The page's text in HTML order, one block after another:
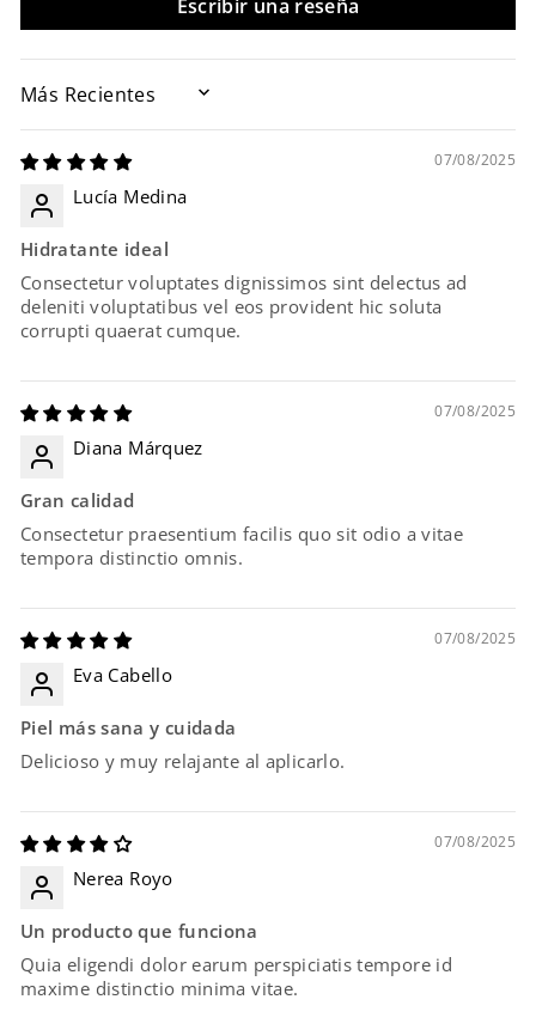
Escribir una reseña
SORT BY
07/08/2025
Lucía Medina
Hidratante ideal
Consectetur voluptates dignissimos sint delectus ad
deleniti voluptatibus vel eos provident hic soluta
corrupti quaerat cumque.
07/08/2025
Diana Márquez
Gran calidad
Consectetur praesentium facilis quo sit odio a vitae
tempora distinctio omnis.
07/08/2025
Eva Cabello
Piel más sana y cuidada
Delicioso y muy relajante al aplicarlo.
07/08/2025
Nerea Royo
Un producto que funciona
Quia eligendi dolor earum perspiciatis tempore id
maxime distinctio minima vitae.